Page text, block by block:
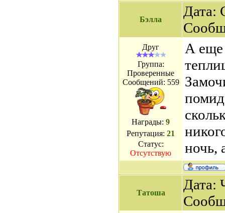
Бэлла
Дата:
Друг
Группа:
Проверенные
Сообщений: 559
Награды: 9
Репутация: 21
Статус:
Отсутствую
А еще
ночь,
Татоша
Дата: